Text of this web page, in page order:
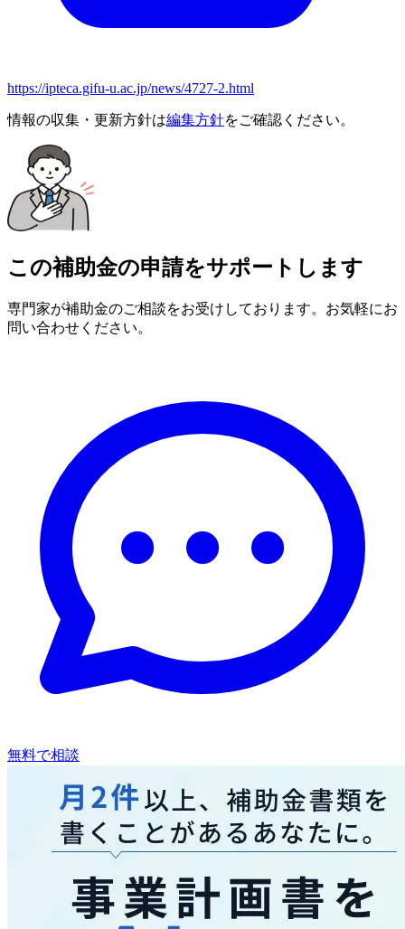
https://ipteca.gifu-u.ac.jp/news/4727-2.html
情報の収集・更新方針は編集方針をご確認ください。
この補助金の申請をサポートします
専門家が補助金のご相談をお受けしております。お気軽にお
問い合わせください。
無料で相談